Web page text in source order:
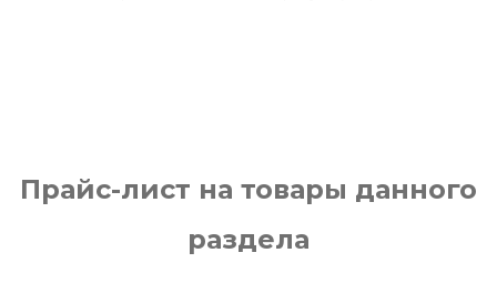
Прайс-лист на товары данного
раздела